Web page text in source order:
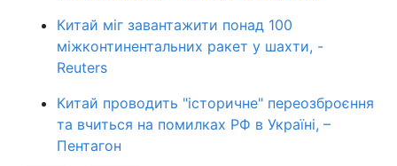
Китай міг завантажити понад 100
міжконтинентальних ракет у шахти, -
Reuters
Китай проводить "історичне" переозброєння
та вчиться на помилках РФ в Україні, –
Пентагон